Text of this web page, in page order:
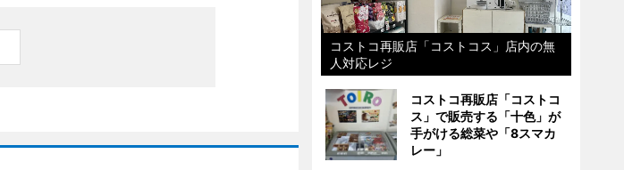
コストコ再販店「コストコス」店内の無
人対応レジ
コストコ再販店「コストコ
ス」で販売する「十色」が
手がける総菜や「8スマカ
レー」